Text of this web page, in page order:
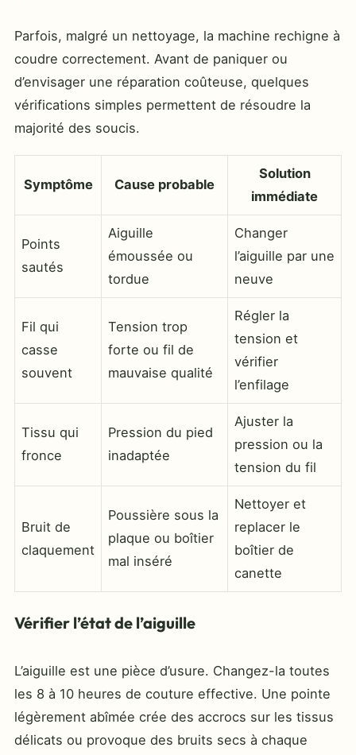
Parfois, malgré un nettoyage, la machine rechigne à
coudre correctement. Avant de paniquer ou
d’envisager une réparation coûteuse, quelques
vérifications simples permettent de résoudre la
majorité des soucis.
Symptôme Cause probable
Solution
immédiate
Points
sautés
Aiguille
émoussée ou
tordue
Changer
l’aiguille par une
neuve
Fil qui
casse
souvent
Tension trop
forte ou fil de
mauvaise qualité
Régler la
tension et
vérifier
l’enfilage
Tissu qui
fronce
Pression du pied
inadaptée
Ajuster la
pression ou la
tension du fil
Bruit de
claquement
Poussière sous la
plaque ou boîtier
mal inséré
Nettoyer et
replacer le
boîtier de
canette
Vérifier l’état de l’aiguille
L’aiguille est une pièce d’usure. Changez-la toutes
les 8 à 10 heures de couture effective. Une pointe
légèrement abîmée crée des accrocs sur les tissus
délicats ou provoque des bruits secs à chaque